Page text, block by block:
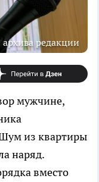
редакции
мужчине,
из квартиры
наряд.
вместо